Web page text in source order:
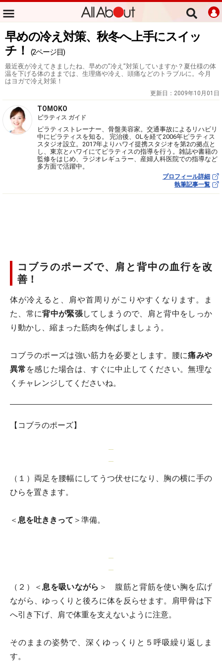
早めの冷え対策、秋冬へ上手にスイッ
チ！
(2ページ目)
最近夜が冷えてきましたね、早めの”冷え”対策していますか？夏仕様の体
温を下げる体のままでは、生理痛や冷え、頭痛などのトラブルに。今月
はヨガで冷え対策！
更新日： 2009年10月01日
TOMOKO
ピラティス ガイド
ピラティストレーナー、骨盤美容家。交通事故によるリハビリ
中にピラティスを知る。 完治後、OLを経て2006年ピラティス
スタジオ設立。2017年よりハワイ提携スタジオを第2の拠点と
し、東京とハワイにてピラティスの指導を行う。雑誌や書籍の
監修をはじめ、ラジオレギュラー、産婦人科医院での指導など
多方面で活躍中。
プロフィール詳細
執筆記事一覧
コブラのポーズで、肩と背中の血行を改
善！
体が冷えると、肩や首周りがこりやすくなります。ま
た、常に背中が緊張してしまうので、肩と背中をしっか
り動かし、縮まった筋肉を伸ばしましょう。
コブラのポーズは強い筋力を必要とします。腰に痛みや
異常 を感じた場合は、すぐに中止してください。無理な
くチャレンジしてくださいね。
【コブラのポーズ】
（１）両足を腰幅にしてうつ伏せになり、胸の横に手の
ひらを置きます。
＜ 息を吐ききって ＞準備。
（２）＜ 息を吸いながら ＞ 腹筋と背筋を使い胸を広げ
ながら、ゆっくりと後ろに体を反らせます。肩甲骨は下
へ引き下げ、肩で体重を支えないように注意。
そのままの姿勢で、深くゆっくりと５呼吸繰り返しま
す。